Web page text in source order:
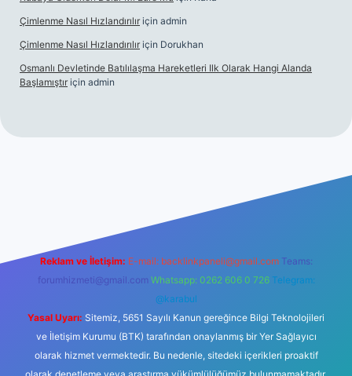
Çimlenme Nasıl Hızlandırılır için admin
Çimlenme Nasıl Hızlandırılır için Dorukhan
Osmanlı Devletinde Batılılaşma Hareketleri Ilk Olarak Hangi Alanda
Başlamıştır için admin
Reklam ve İletişim: E-mail: backlinkpaneli@gmail.com Teams:
forumhizmeti@gmail.com Whatsapp: 0262 606 0 726 Telegram:
@karabul
Yasal Uyarı: Sitemiz, 5651 Sayılı Kanun gereğince Bilgi Teknolojileri
ve İletişim Kurumu (BTK) tarafından onaylanmış bir Yer Sağlayıcı
olarak hizmet vermektedir. Bu nedenle, sitedeki içerikleri proaktif